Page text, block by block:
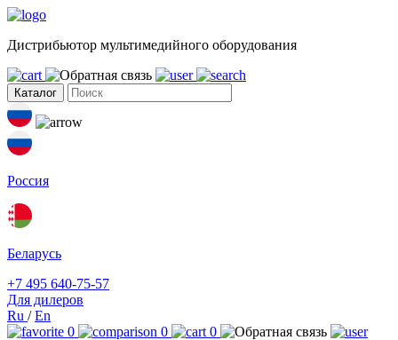
Дистрибьютор мультимедийного оборудования
Каталог
Россия
Беларусь
+7 495 640-75-57
Для дилеров
Ru /En
0
0 0